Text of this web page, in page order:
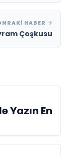
HABER
Çoşkusu
Yazın En